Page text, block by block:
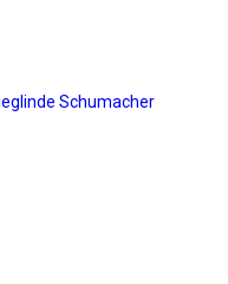
Schumacher